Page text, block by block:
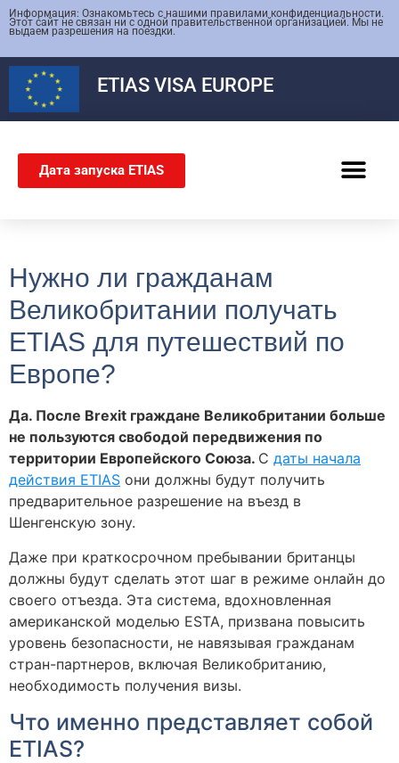
Информация: Ознакомьтесь с нашими правилами конфиденциальности.
Этот сайт не связан ни с одной правительственной организацией. Мы не
выдаем разрешения на поездки.
ETIASVISA EUROPE
Дата запуска ETIAS
Нужно ли гражданам
Великобритании получать
ETIAS для путешествий по
Европе?
Да. После Brexit граждане Великобритании больше
не пользуются свободой передвижения по
территории Европейского Союза. С даты начала
действия ETIAS они должны будут получить
предварительное разрешение на въезд в
Шенгенскую зону.
Даже при краткосрочном пребывании британцы
должны будут сделать этот шаг в режиме онлайн до
своего отъезда. Эта система, вдохновленная
американской моделью ESTA, призвана повысить
уровень безопасности, не навязывая гражданам
стран-партнеров, включая Великобританию,
необходимость получения визы.
Что именно представляет собой
ETIAS?